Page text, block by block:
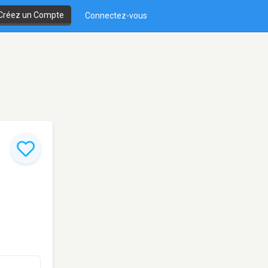
un Compte Connectez-vous